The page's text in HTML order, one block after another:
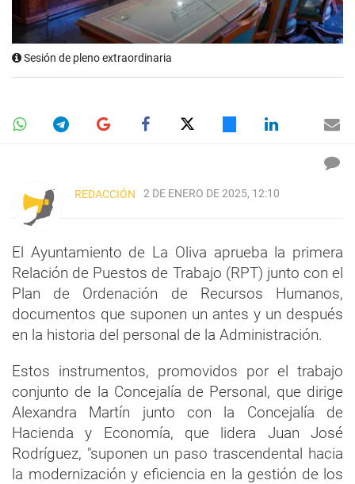
Sesión de pleno extraordinaria
REDACCIÓN 2 DE ENERO DE 2025, 12:10
El Ayuntamiento de La Oliva aprueba la primera
Relación de Puestos de Trabajo (RPT) junto con el
Plan de Ordenación de Recursos Humanos,
documentos que suponen un antes y un después
en la historia del personal de la Administración.
Estos instrumentos, promovidos por el trabajo
conjunto de la Concejalía de Personal, que dirige
Alexandra Martín junto con la Concejalía de
Hacienda y Economía, que lidera Juan José
Rodríguez, "suponen un paso trascendental hacia
la modernización y eficiencia en la gestión de los